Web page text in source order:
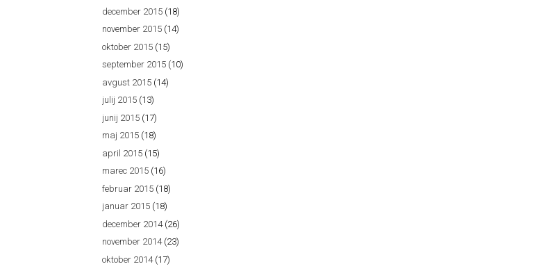
december 2015 (18)
november 2015 (14)
oktober 2015 (15)
september 2015 (10)
avgust 2015 (14)
julij 2015 (13)
junij 2015 (17)
maj 2015 (18)
april 2015 (15)
marec 2015 (16)
februar 2015 (18)
januar 2015 (18)
december 2014(26)
november 2014(23)
oktober 2014(17)